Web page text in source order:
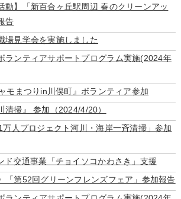
動】「新百合ヶ丘駅周辺 春のクリーンアッ
告
場見学会を実施しました
ランティアサポートプログラム実施(2024年
モまつりin川俣町』ボランティア参加
清掃』 参加（2024/4/20）
万人プロジェクト河川・海岸一斉清掃」参加
ド交通事業「チョイソコかわさき」支援
「第52回グリーンフレンズフェア」参加報告